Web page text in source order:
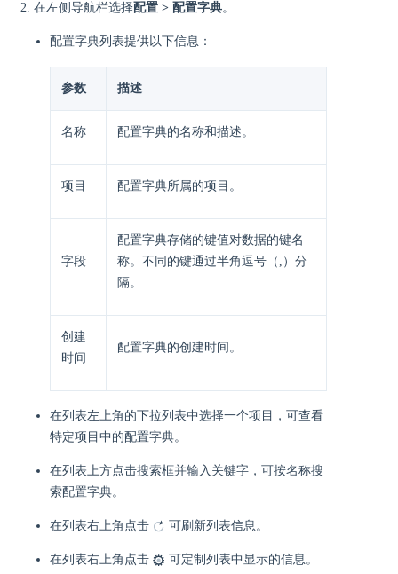
在左侧导航栏选择配置 > 配置字典。
配置字典列表提供以下信息：
参数 描述
名称 配置字典的名称和描述。
项目 配置字典所属的项目。
字段
配置字典存储的键值对数据的键名
称。不同的键通过半角逗号（,）分
隔。
创建
时间
配置字典的创建时间。
在列表左上角的下拉列表中选择一个项目，可查看
特定项目中的配置字典。
在列表上方点击搜索框并输入关键字，可按名称搜
索配置字典。
在列表右上角点击 可刷新列表信息。
在列表右上角点击 可定制列表中显示的信息。